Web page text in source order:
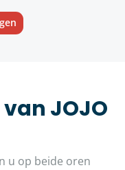
JOJO
u op beide oren